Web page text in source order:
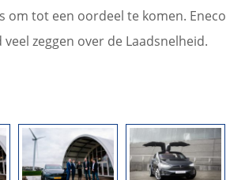
om tot een oordeel te komen. Eneco
zeggen over de Laadsnelheid.